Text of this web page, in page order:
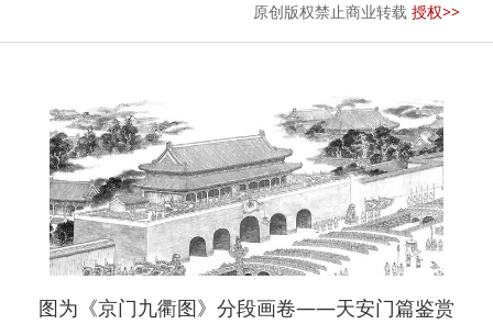
原创版权禁止商业转载 授权>>
图为《京门九衢图》分段画卷——天安门篇鉴赏